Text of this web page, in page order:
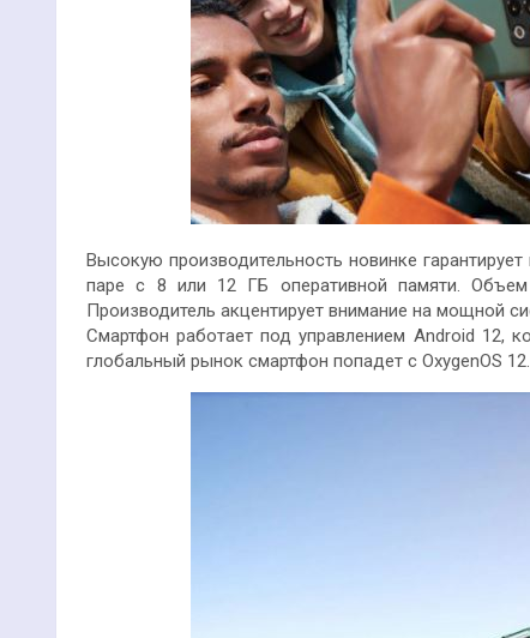
Высокую производительность новинке
паре с 8 или 12 ГБ оперативной памяти. Объем
Производитель акцентирует внимание на мощной
Смартфон работает под управлением Android 12,
глобальный рынок смартфон попадет с OxygenOS